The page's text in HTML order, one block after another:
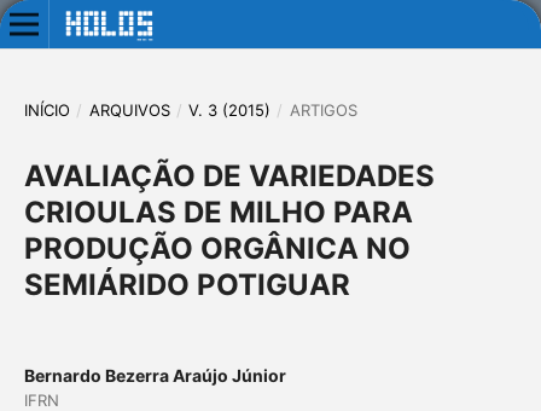
INÍCIO / ARQUIVOS / V. 3 (2015) / ARTIGOS
AVALIAÇÃO DE VARIEDADES
CRIOULAS DE MILHO PARA
PRODUÇÃO ORGÂNICA NO
SEMIÁRIDO POTIGUAR
Bernardo Bezerra Araújo Júnior
IFRN